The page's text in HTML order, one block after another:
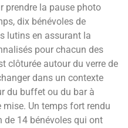
prendre la pause photo
dix bénévoles de
lutins en assurant la
pour chacun des
clôturée autour du verre de
dans un contexte
du buffet ou du bar à
Un temps fort rendu
14 bénévoles qui ont